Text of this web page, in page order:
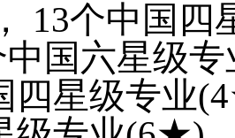
13个中国四
中国六星级
四星级专业